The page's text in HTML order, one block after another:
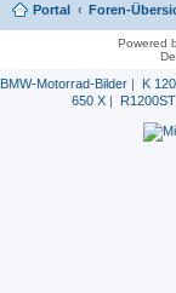
Portal Foren-
Powered
BMW-Motorrad-Bilder | K
650 X | R1200ST